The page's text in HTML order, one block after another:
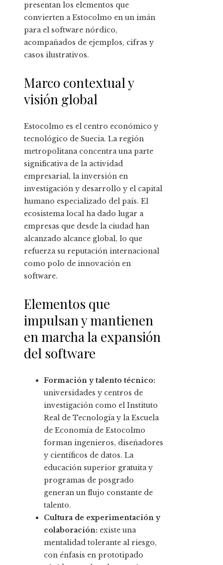
presentan los elementos que
convierten a Estocolmo en un imán
para el software nórdico,
acompañados de ejemplos, cifras y
casos ilustrativos.
Marco contextual y
visión global
Estocolmo es el centro económico y
tecnológico de Suecia. La región
metropolitana concentra una parte
significativa de la actividad
empresarial, la inversión en
investigación y desarrollo y el capital
humano especializado del país. El
ecosistema local ha dado lugar a
empresas que desde la ciudad han
alcanzado alcance global, lo que
refuerza su reputación internacional
como polo de innovación en
software.
Elementos que
impulsan y mantienen
en marcha la expansión
del software
Formación y talento técnico:
universidades y centros de
investigación como el Instituto
Real de Tecnología y la Escuela
de Economía de Estocolmo
forman ingenieros, diseñadores
y científicos de datos. La
educación superior gratuita y
programas de posgrado
generan un flujo constante de
talento.
Cultura de experimentación y
colaboración: existe una
mentalidad tolerante al riesgo,
con énfasis en prototipado